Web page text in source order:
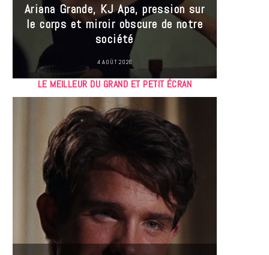
Ariana Grande, KJ Apa, pression sur
le corps et miroir obscure de notre
société
4 AOÛT 2026
LE MEILLEUR DU GRAND ET PETIT ÉCRAN